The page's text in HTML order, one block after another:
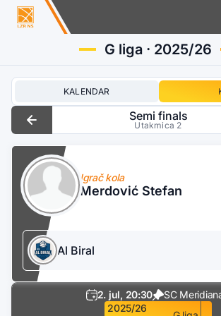
G liga · 2025/26
KALENDAR
Semi finals
Utakmica 2
2. jul, 20:30
SC
2025/26
Igrač kola
Merdović Stefan
Al Biral